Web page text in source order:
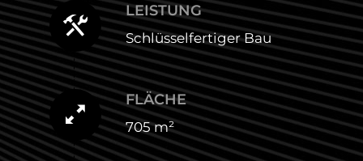
LEISTUNG
Schlüsselfertiger Bau
FLÄCHE
705 m²